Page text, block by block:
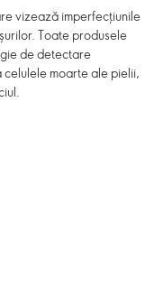
vizează imperfecțiunile
Toate produsele
de detectare
celulele moarte ale pielii,